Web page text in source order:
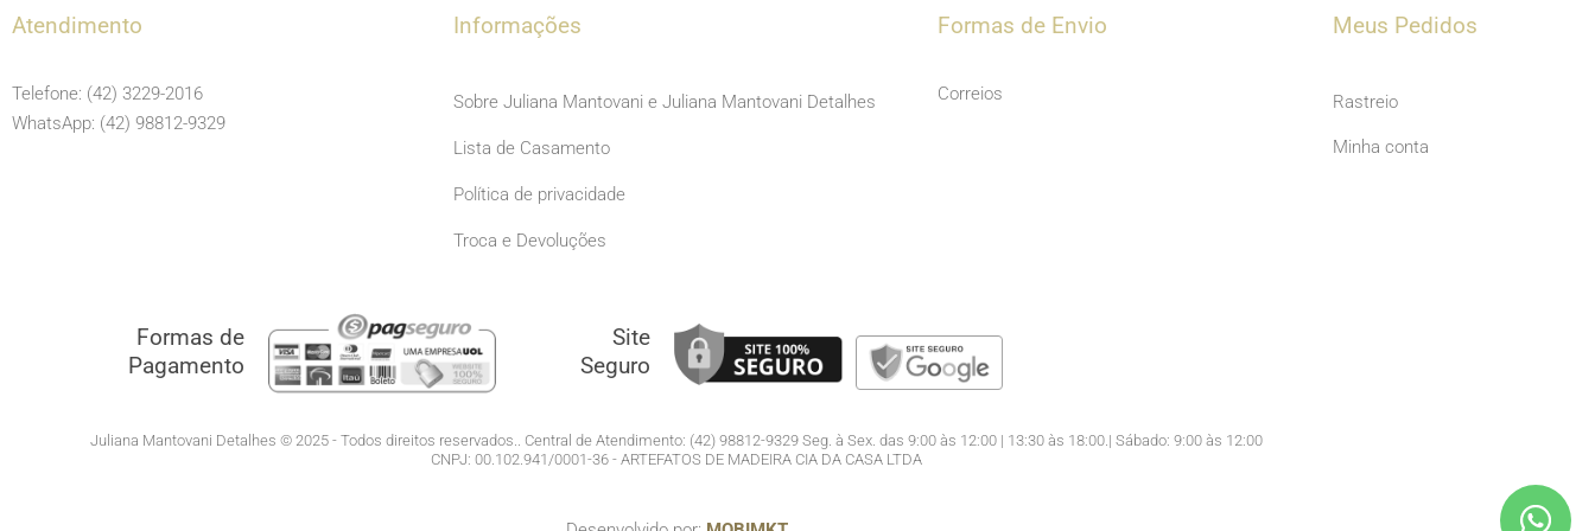
b
o
a
r
u
Atendimento
Telefone: (42) 3229-2016
WhatsApp: (42) 98812-9329
Informações
Sobre Juliana Mantovani e Juliana Mantovani Detalhes
Lista de Casamento
Política de privacidade
Troca e Devoluções
Formas de Envio
Correios
Meus Pedidos
Rastreio
Minha conta
Formas de
Pagamento
Site
Seguro
Juliana Mantovani Detalhes © 2025 - Todos direitos reservados.. Central de Atendimento: (42) 98812-9329 Seg. à Sex. das 9:00 às 12:00 | 13:30 às 18:00.| Sábado: 9:00 às 12:00
CNPJ: 00.102.941/0001-36 - ARTEFATOS DE MADEIRA CIA DA CASA LTDA